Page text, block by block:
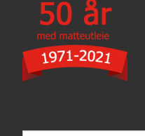
Search